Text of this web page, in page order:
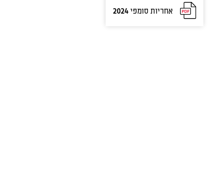
אחריות סומפי 2024